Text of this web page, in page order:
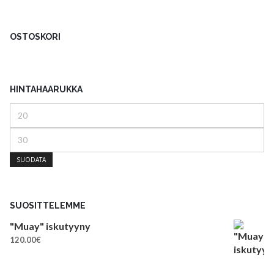
OSTOSKORI
HINTAHAARUKKA
SUODATA
SUOSITTELEMME
"Muay" iskutyyny
120.00€